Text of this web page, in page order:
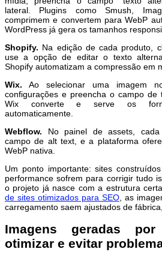
lateral. Plugins como Smush,
comprimem e convertem para WebP
WordPress já gera os tamanhos
Shopify. Na edição de cada produto,
use a opção de editar o texto
Shopify automatizam a compressão em
Wix. Ao selecionar uma imagem
configurações e preencha o campo de
Wix converte e serve os
automaticamente.
Webflow. No painel de assets,
campo de alt text, e a plataforma
WebP nativa.
Um ponto importante: sites
performance sofrem para corrigir tudo
o projeto já nasce com a estrutura
de sites otimizados para SEO, as
carregamento saem ajustados de
Imagens geradas
otimizar e evitar